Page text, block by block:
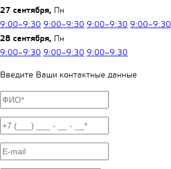
27 сентября, Пн
9:00–9:30 9:00–9:30 9:00–9:30 9:00–9:30
28 сентября, Пн
9:00–9:30 9:00–9:30 9:00–9:30
Введите Ваши контактные данные